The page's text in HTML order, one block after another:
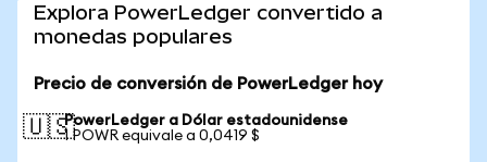
Explora PowerLedger convertido a
monedas populares
Precio de conversión de PowerLedger hoy
🇺🇸PowerLedger a Dólar estadounidense
1 POWR equivale a 0,0419 $